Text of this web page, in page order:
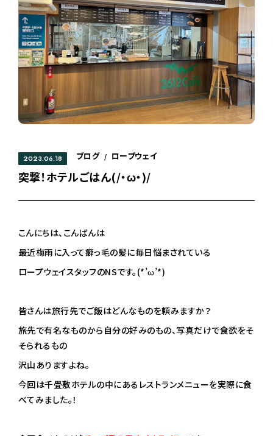
2023.06.18 ブログ / ロープウェイ
突撃！ホテルごはん(/・ω・)/
こんにちは、こんばんは
最近梅雨に入って癖っ毛の髪に毎日悩まされている
ロープウェイスタッフのNSです。(*’ω’*)
皆さんは旅行先でご飯はどんなものを頼みますか？
旅先で有名なものから自分の好みのもの、写真だけで食欲をそ
そられるもの
沢山ありますよね。
今回は千畳敷ホテルの中にあるレストランメニューを実際に食
べてみました。！